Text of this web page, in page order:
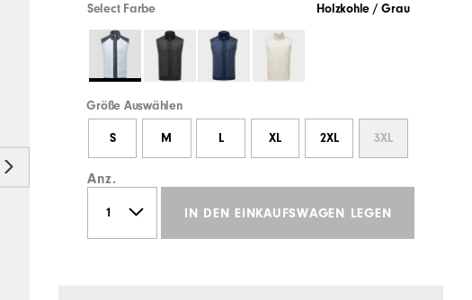
Select Farbe Holzkohle / Grau
Größe Auswählen
S M L XL 2XL 3XL
Anz.
IN DEN EINKAUFSWAGEN LEGEN